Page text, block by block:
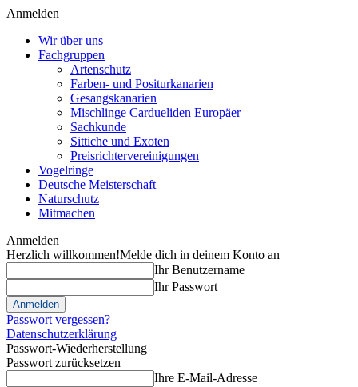
Anmelden
Wir über uns
Fachgruppen
Artenschutz
Farben- und Positurkanarien
Gesangskanarien
Mischlinge Cardueliden Europäer
Sachkunde
Sittiche und Exoten
Preisrichtervereinigungen
Vogelringe
Deutsche Meisterschaft
Naturschutz
Mitmachen
Anmelden
Herzlich willkommen!Melde dich in deinem Konto an
Ihr Benutzername
Ihr Passwort
Passwort vergessen?
Datenschutzerklärung
Passwort-Wiederherstellung
Passwort zurücksetzen
Ihre E-Mail-Adresse